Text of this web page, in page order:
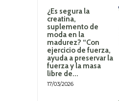
¿Es segura la
creatina,
suplemento de
moda en la
madurez? “Con
ejercicio de fuerza,
ayuda a preservar la
fuerza y la masa
libre de...
17/03/2026